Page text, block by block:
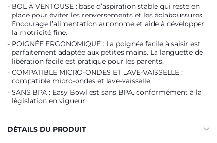
BOL À VENTOUSE : base d’aspiration stable qui reste en
place pour éviter les renversements et les éclaboussures.
Encourage l’alimentation autonome et aide à développer
la motricité fine.
POIGNÉE ERGONOMIQUE : La poignée facile à saisir est
parfaitement adaptée aux petites mains. La languette de
libération facile est pratique pour les parents.
COMPATIBLE MICRO-ONDES ET LAVE-VAISSELLE :
compatible micro-ondes et lave-vaisselle
SANS BPA : Easy Bowl est sans BPA, conformément à la
législation en vigueur
DÉTAILS DU PRODUIT